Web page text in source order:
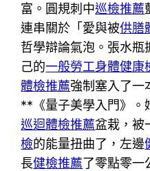
富。圓規刺中巡檢推薦
連串關於「愛與被供膳
哲學辯論氣泡。張水瓶
己的一般勞工身體健康
體檢推薦強制塞入了一
**《量子美學入門》。
巡迴體檢推薦盆栽，被
檢的能量扭曲了，左邊
長健檢推薦了零點零一